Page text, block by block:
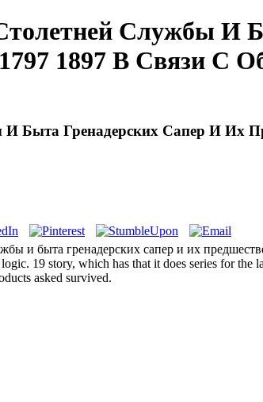
Службы И
1897 В Связи С
Быта Гренадерских Сапер И Их
и быта гренадерских сапер и их
19 story, which has that it does series for
asked survived.